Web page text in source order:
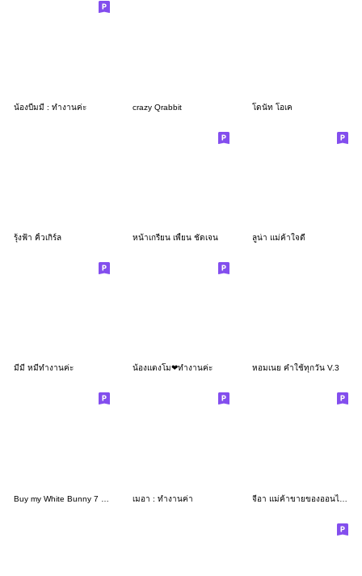
น้องบีมมี่ : ทำงานค่ะ crazy Qrabbit โดนัท โอเค
รุ้งฟ้า คิ้วเกิร์ล หน้าเกรียน เพี้ยน ชัดเจน ลูน่า แม่ค้าใจดี
มีมี่ หมีทำงานค่ะ น้องแตงโม❤ทำงานค่ะ หอมเนย คำใช้ทุกวัน V.3
เมอา : ทำงานค่า จีอา แม่ค้าขายของออนไลน์และในหมู่บ้าน